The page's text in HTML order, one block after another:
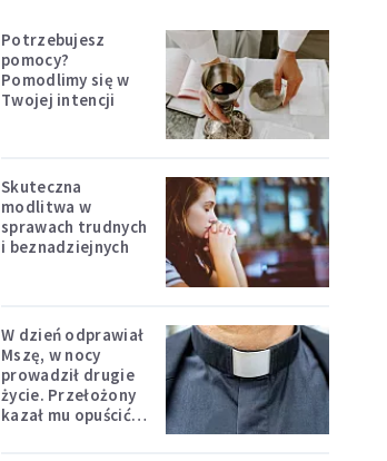
Potrzebujesz
pomocy?
Pomodlimy się w
Twojej intencji
Skuteczna
modlitwa w
sprawach trudnych
i beznadziejnych
W dzień odprawiał
Mszę, w nocy
prowadził drugie
życie. Przełożony
kazał mu opuścić